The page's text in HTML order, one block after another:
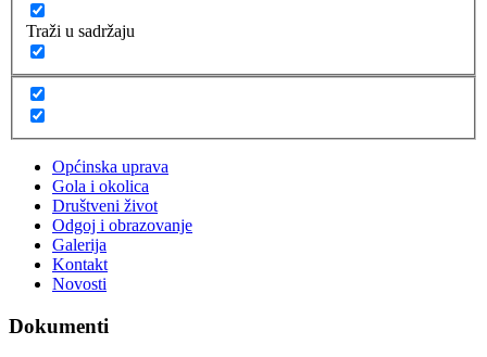
Traži u sadržaju
Općinska uprava
Gola i okolica
Društveni život
Odgoj i obrazovanje
Galerija
Kontakt
Novosti
Dokumenti